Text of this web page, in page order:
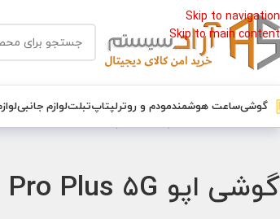
Skip to navigation
Skip to main content
گوشیساعت هوشمندمودم و روترلپتاپتبلتلوازم جانبی
گوشی اپو Oppo Reno6 Pro Plus 5G حافظه 256 گیگابایت رم 16 گیگابایت